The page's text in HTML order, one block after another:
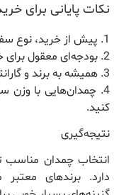
نکات پایانی برای
1. پیش از خرید، نوع سفر و نیاز خود را بررسی کنید.
2. بودجه‌ای معقول برای خرید چمدان باکیفیت در نظر بگیرید.
3. همیشه به برند و گارانتی محصول توجه کنید.
4. چمدان‌هایی با وزن
کنید.
نتیجه‌گیری
انتخاب چمدان مناسب
دارد. برندهای